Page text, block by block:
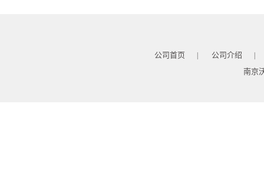
公司首页 | 公司介绍 |
南京